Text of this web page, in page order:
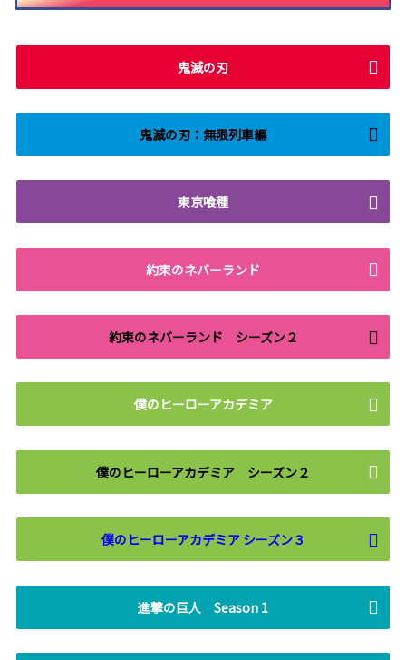
鬼滅の刃
鬼滅の刃：無限列車編
東京喰種
約束のネバーランド
約束のネバーランド シーズン２
僕のヒーローアカデミア
僕のヒーローアカデミア シーズン２
僕のヒーローアカデミア シーズン３
進撃の巨人 Season 1